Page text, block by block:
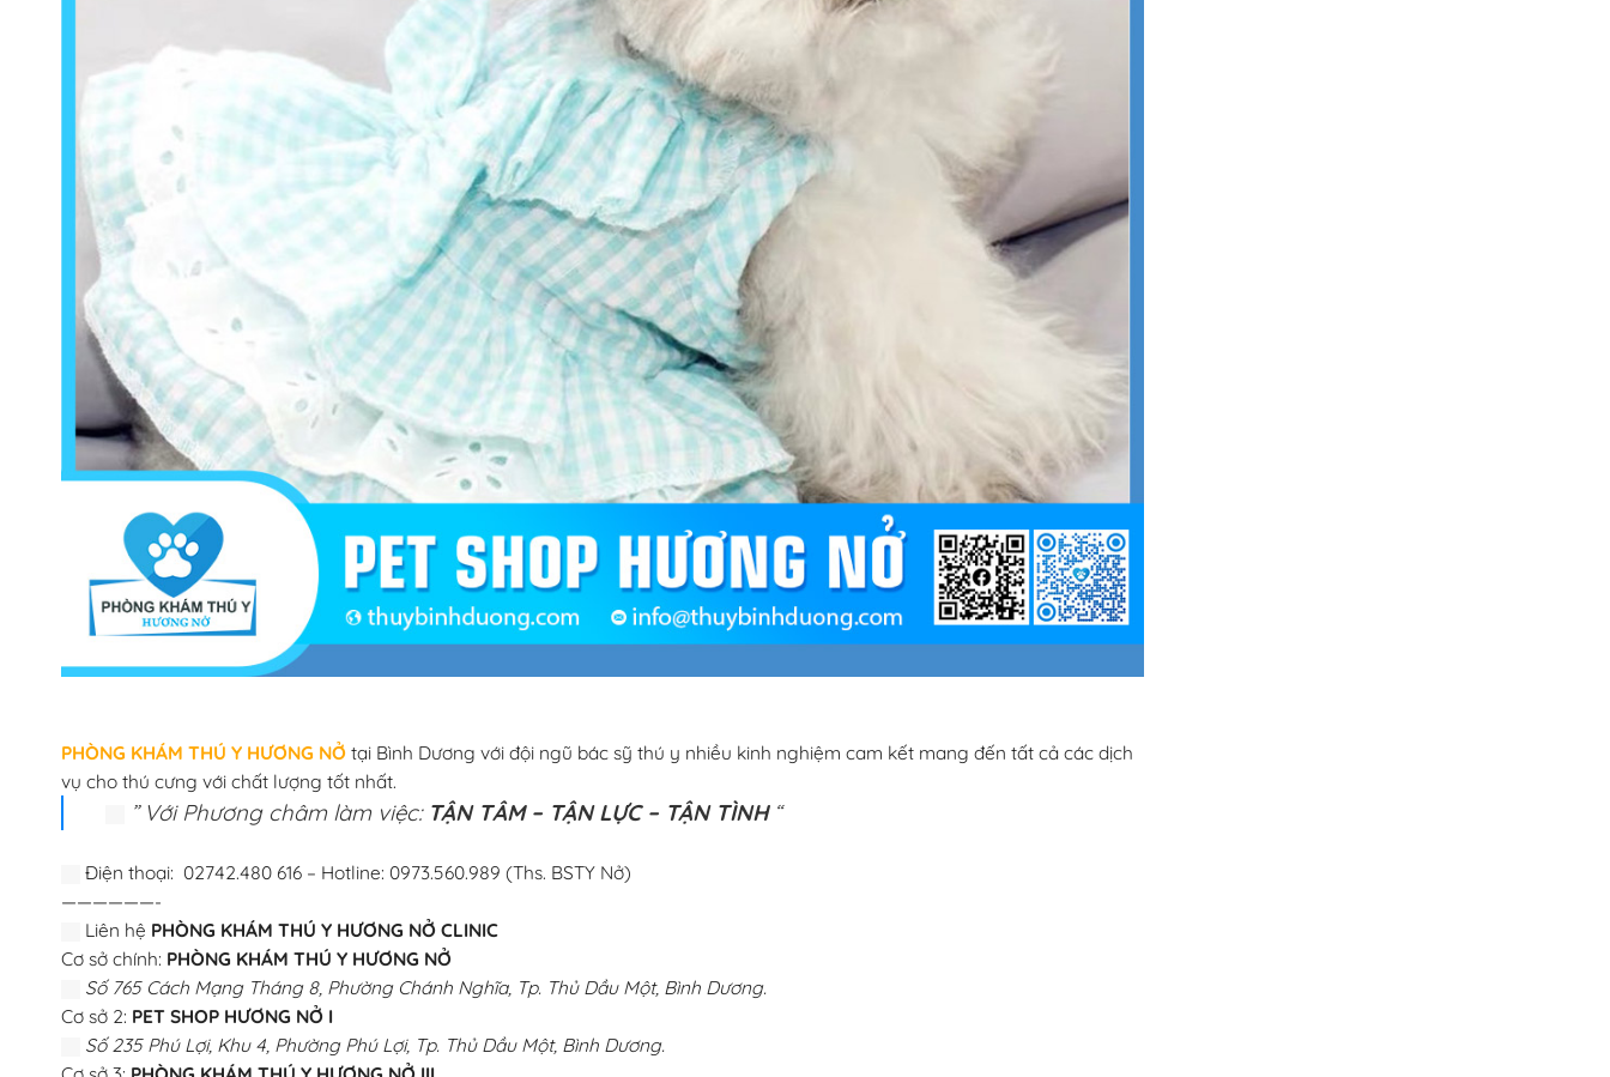
PHÒNG KHÁM THÚ Y HƯƠNG NỞtại Bình Dương với đội ngũ bác sỹ thú y nhiều kinh nghiệm cam kết mang đến tất cả các dịch
vụ cho thú cưng với chất lượng tốt nhất.
” Với Phương châm làm việc: TẬN TÂM – TẬN LỰC – TẬN TÌNH“
Điện thoại: 02742.480 616 – Hotline: 0973.560.989 (Ths. BSTY Nở)
——————-
Liên hệ PHÒNG KHÁM THÚ Y HƯƠNG NỞ CLINIC
Cơ sở chính: PHÒNG KHÁM THÚ Y HƯƠNG NỞ
Số 765 Cách Mạng Tháng 8, Phường Chánh Nghĩa, Tp. Thủ Dầu Một, Bình Dương.
Cơ sở 2: PET SHOP HƯƠNG NỞ I
Số 235 Phú Lợi, Khu 4, Phường Phú Lợi, Tp. Thủ Dầu Một, Bình Dương.